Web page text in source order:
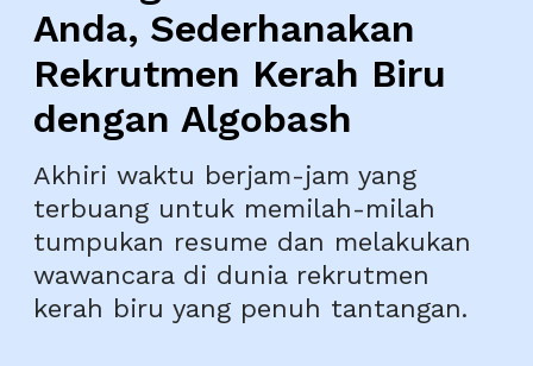
Anda, Sederhanakan
Rekrutmen Kerah Biru
dengan Algobash
Akhiri waktu berjam-jam yang
terbuang untuk memilah-milah
tumpukan resume dan melakukan
wawancara di dunia rekrutmen
kerah biru yang penuh tantangan.